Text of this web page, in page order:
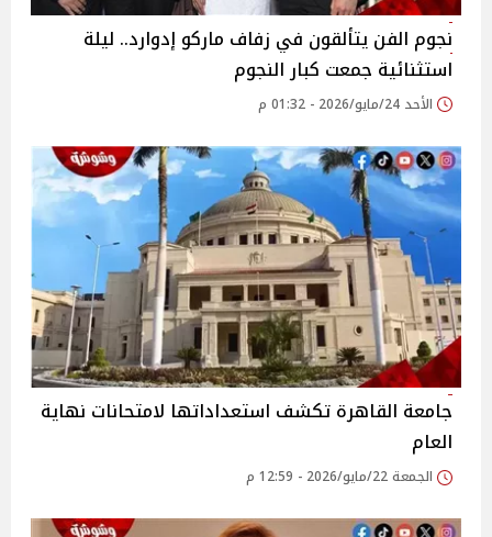
نجوم الفن يتألقون في زفاف ماركو إدوارد.. ليلة
استثنائية جمعت كبار النجوم
الأحد 24/مايو/2026 - 01:32 م
جامعة القاهرة تكشف استعداداتها لامتحانات نهاية
العام
الجمعة 22/مايو/2026 - 12:59 م